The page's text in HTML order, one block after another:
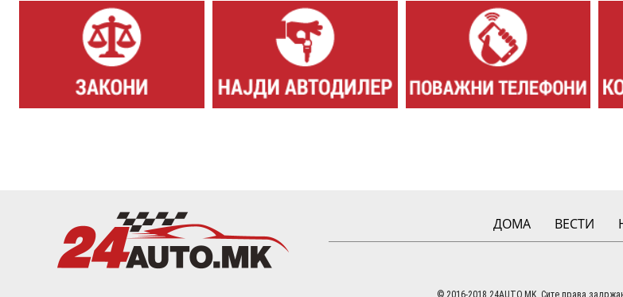
ДОМА ВЕСТИ
© 2016-2018 24AUTO.MK. Сите права